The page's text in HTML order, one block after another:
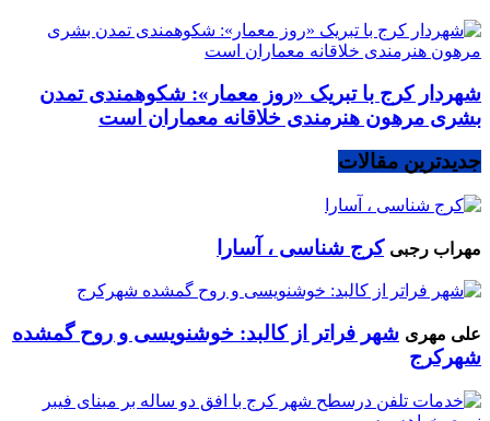
شهردار کرج با تبریک «روز معمار»: شکوهمندی تمدن
بشری مرهون هنرمندی خلاقانه معماران است
جدیدترین مقالات
مهراب رجبی کرج شناسی ، آسارا
علی مهری شهر فراتر از کالبد: خوشنویسی و روح گمشده
شهرکرج